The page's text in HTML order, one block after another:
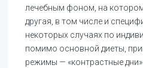
лечебным фоном, на
другая, в том числе и
некоторых случаях по
помимо основной диеты,
режимы — «контрастные